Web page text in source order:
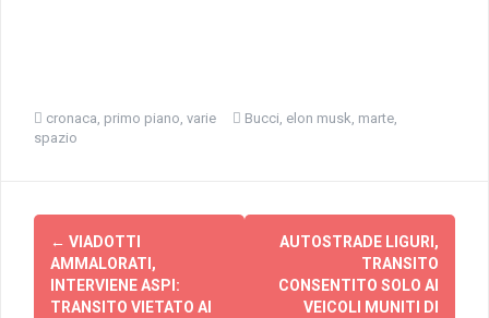
cronaca, primo piano, varie Bucci, elon musk, marte,
spazio
Navigazione
articolo
← VIADOTTI
AMMALORATI,
INTERVIENE ASPI:
TRANSITO VIETATO AI
AUTOSTRADE LIGURI,
TRANSITO
CONSENTITO SOLO AI
VEICOLI MUNITI DI